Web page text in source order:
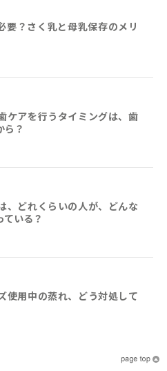
要？さく乳と母乳保存のメリ
ケアを行うタイミングは、歯
ら？
、どれくらいの人が、どんな
ている？
使用中の蒸れ、どう対処して